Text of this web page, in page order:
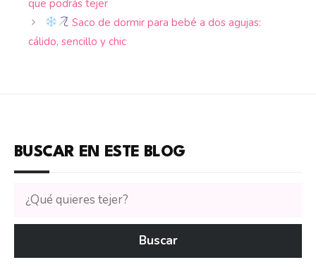
que podrás tejer
Saco de dormir para bebé a dos agujas:
cálido, sencillo y chic
BUSCAR EN ESTE BLOG
Buscar
tutoriales
en
Buscar